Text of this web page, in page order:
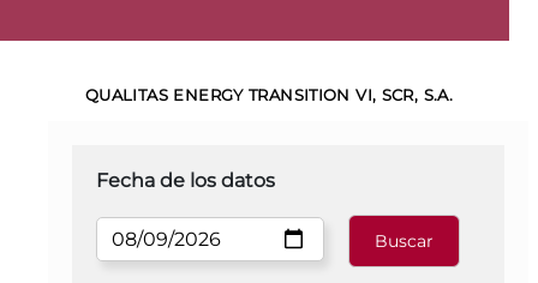
QUALITAS ENERGY TRANSITION VI, SCR, S.A.
Fecha de los datos